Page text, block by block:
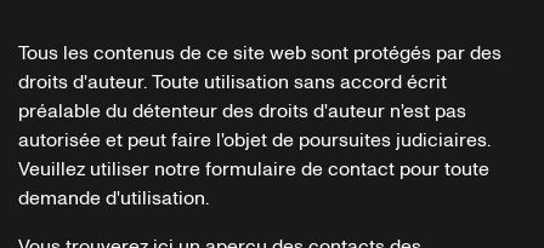
Tous les contenus de ce site web sont protégés par des
droits d'auteur. Toute utilisation sans accord écrit
préalable du détenteur des droits d'auteur n'est pas
autorisée et peut faire l'objet de poursuites judiciaires.
Veuillez utiliser notre formulaire de contact pour toute
demande d'utilisation.